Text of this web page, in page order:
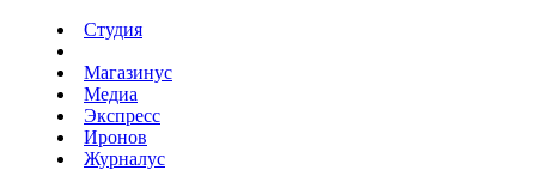
Студия
Магазинус
Медиа
Экспресс
Иронов
Журналус